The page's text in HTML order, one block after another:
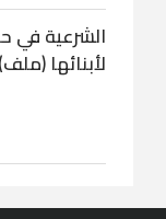
الشرعية في
لأبنائها (ملف)